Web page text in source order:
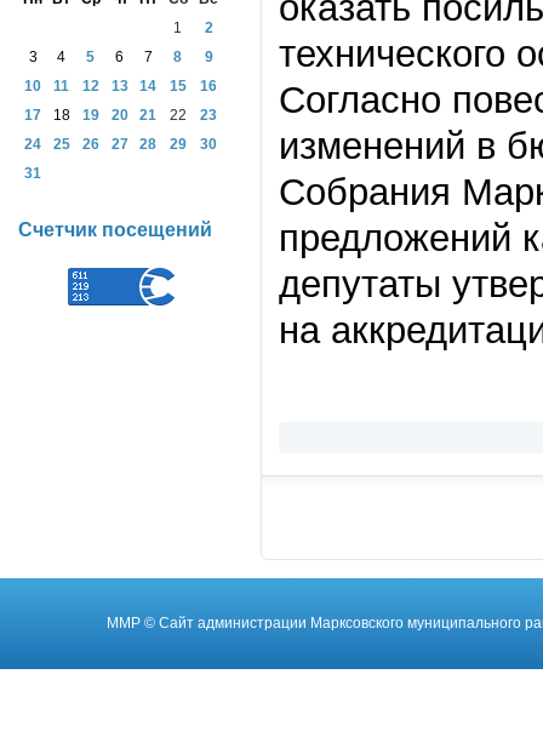
технического
Согласно
изменений в
Собрания
предложений
депутаты
на
1
2
3
4 5 6 7 8
9
10
11 12 13 14 15
16
17
18 19 20 21 22
23
24
25 26 27 28 29
30
31
Счетчик посещений
ММР © Cайт администрации Марксовского муниципального